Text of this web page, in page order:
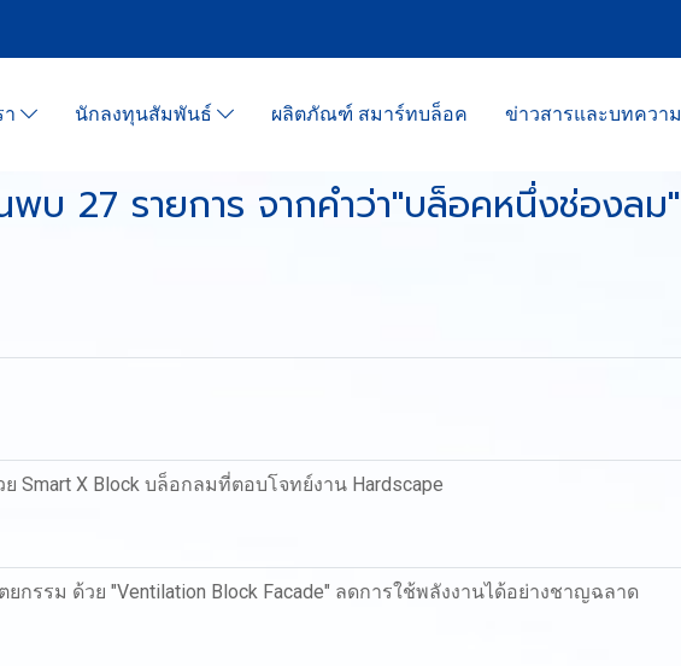
า นักลงทุนสัมพันธ์ ผลิตภัณฑ์ สมาร์ทบล็อค ข่าวสารและบทความ
พบ 27 รายการ จากคำว่า"บล็อคหนึ่งช่องลม"
Smart X Block บล็อกลมที่ตอบโจทย์งาน Hardscape
กรรม ด้วย "Ventilation Block Facade" ลดการใช้พลังงานได้อย่างชาญฉลาด